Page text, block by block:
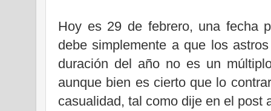
Hoy es 29 de febrero, una fecha
debe simplemente a que los
duración del año no es un
aunque bien es cierto que lo
casualidad, tal como dije en el post